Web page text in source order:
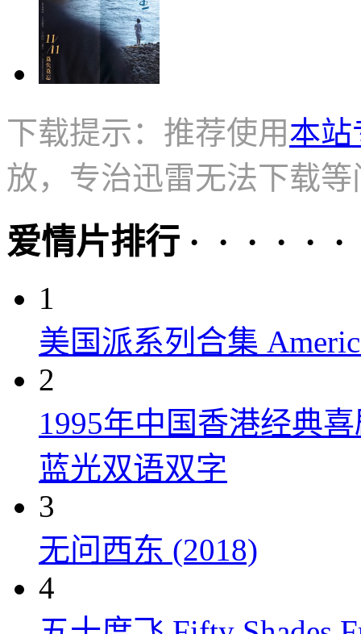
下载提示：推荐使用本站
放，专治迅雷无法下载等
爱情片排行 · · · · · ·
1
美国派系列合集
2
1995年中国香港经典
蓝光双语双字
3
无问西东 (2018)
4